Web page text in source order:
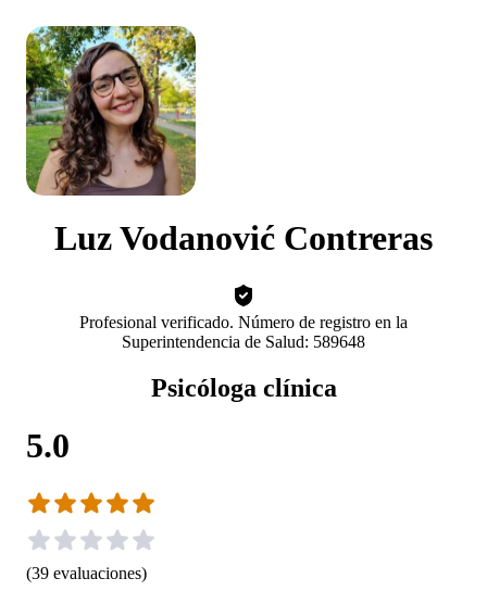
Luz Vodanović Contreras
Profesional verificado. Número de registro en la
Superintendencia de Salud: 589648
Psicóloga clínica
5.0
(39 evaluaciones)